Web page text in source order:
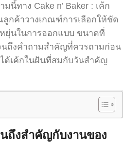
นี้ทาง Cake n’ Baker : เค้ก
กค้าวางเกณฑ์การเลือกให้ชัด
ยุ่นในการออกแบบ ขนาดที่
นถึงคำถามสำคัญที่ควรถามก่อน
ด้เค้กในฝันที่สมกับวันสำคัญ
ถึงสำคัญกับงานของ